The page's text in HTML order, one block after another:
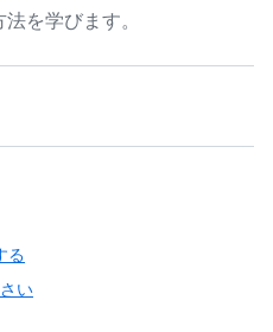
を学びます。
る
い